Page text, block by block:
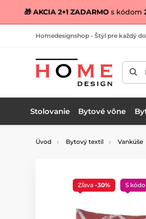
🎁 AKCIA 2+1 ZADARMO s kódom
Homedesignshop - Štýl pre každý
Stolovanie Bytové vône
Úvod Bytový textil Vankúše
Zľava -30% S